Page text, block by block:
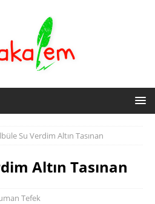
Su Verdim Altın Tasınan
Altın Tasınan
Tefek